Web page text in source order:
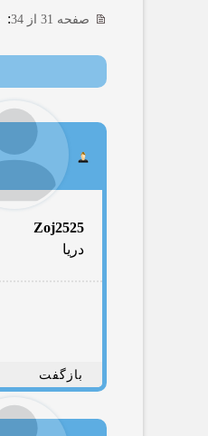
صفحه 31 از 34 :
Zoj2525
دریا
بازگفت